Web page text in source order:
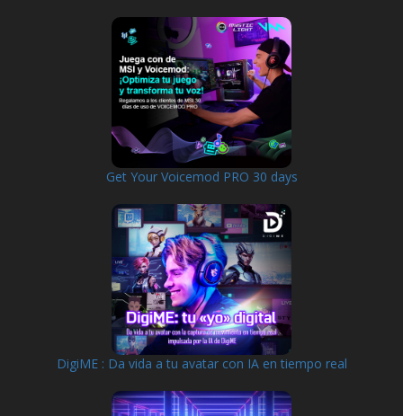
Get Your Voicemod PRO 30 days
DigiME : Da vida a tu avatar con IA en tiempo real